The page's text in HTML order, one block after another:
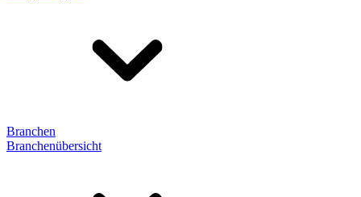
Branchen
Branchenübersicht